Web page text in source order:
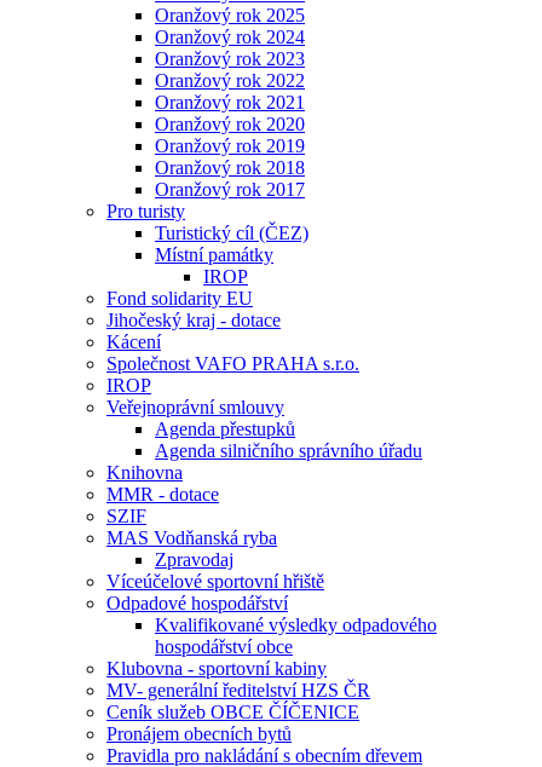
Oranžový rok 2025
Oranžový rok 2024
Oranžový rok 2023
Oranžový rok 2022
Oranžový rok 2021
Oranžový rok 2020
Oranžový rok 2019
Oranžový rok 2018
Oranžový rok 2017
Pro turisty
Turistický cíl (ČEZ)
Místní památky
IROP
Fond solidarity EU
Jihočeský kraj - dotace
Kácení
Společnost VAFO PRAHA s.r.o.
IROP
Veřejnoprávní smlouvy
Agenda přestupků
Agenda silničního správního úřadu
Knihovna
MMR - dotace
SZIF
MAS Vodňanská ryba
Zpravodaj
Víceúčelové sportovní hřiště
Odpadové hospodářství
Kvalifikované výsledky odpadového
hospodářství obce
Klubovna - sportovní kabiny
MV- generální ředitelství HZS ČR
Ceník služeb OBCE ČÍČENICE
Pronájem obecních bytů
Pravidla pro nakládání s obecním dřevem